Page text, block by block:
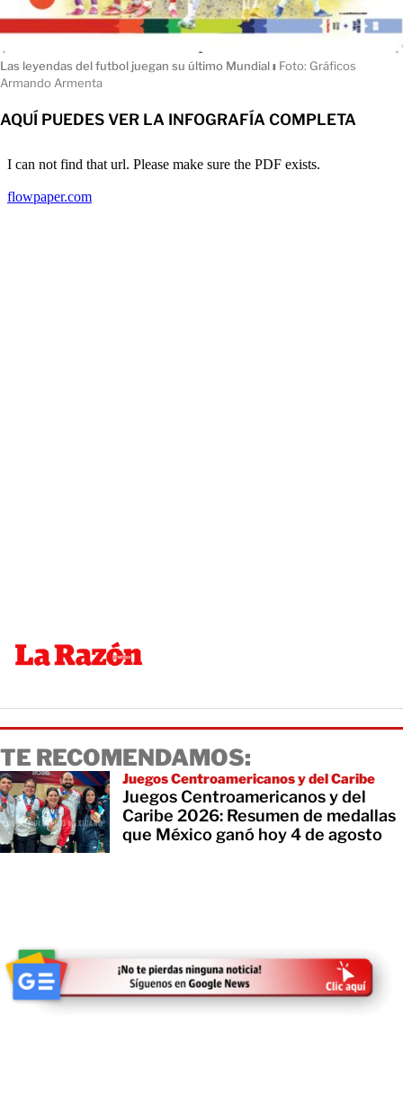
Las leyendas del futbol juegan su último Mundialı Foto: Gráficos
Armando Armenta
AQUÍ PUEDES VER LA INFOGRAFÍA COMPLETA
TE RECOMENDAMOS:
Juegos Centroamericanos y del Caribe
Juegos Centroamericanos y del
Caribe 2026: Resumen de medallas
que México ganó hoy 4 de agosto